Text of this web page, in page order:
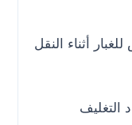
أثناء النقل
التغليف